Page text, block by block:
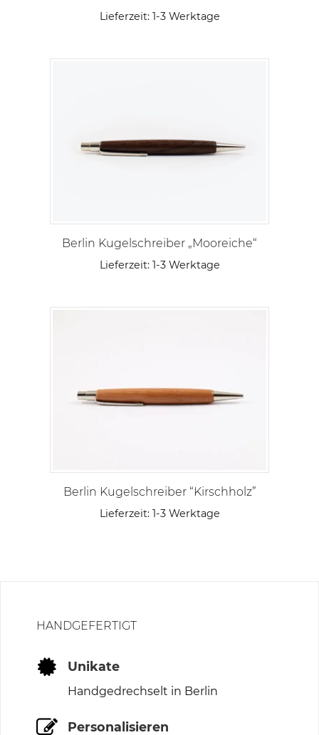
Lieferzeit: 1-3 Werktage
Berlin Kugelschreiber „Mooreiche“
Lieferzeit: 1-3 Werktage
Berlin Kugelschreiber “Kirschholz”
Lieferzeit: 1-3 Werktage
HANDGEFERTIGT
Unikate
Handgedrechselt in Berlin
Personalisieren